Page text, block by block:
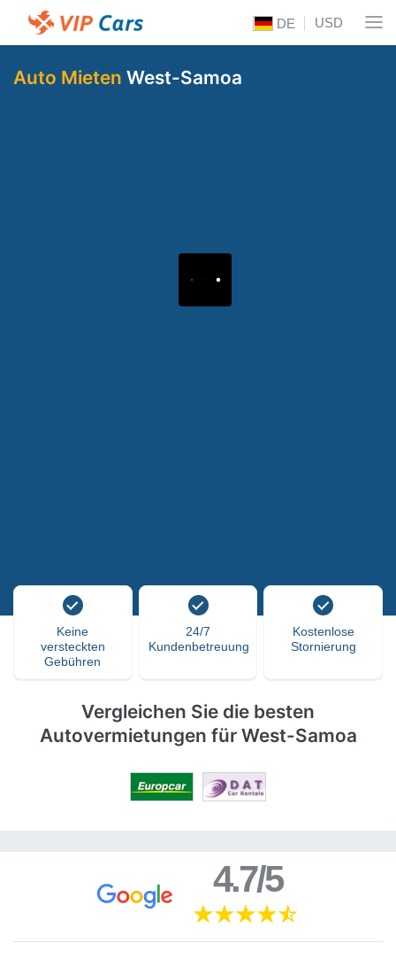
DE USD
Auto Mieten West-Samoa
Keine
versteckten
Gebühren
24/7
Kundenbetreuung
Kostenlose
Stornierung
Vergleichen Sie die besten
Autovermietungen für West-Samoa
4.7/5